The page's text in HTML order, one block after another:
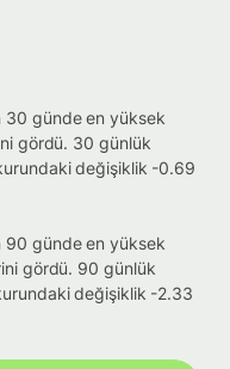
30 günde en yüksek
gördü. 30 günlük
değişiklik -0.69
90 günde en yüksek
gördü. 90 günlük
değişiklik -2.33